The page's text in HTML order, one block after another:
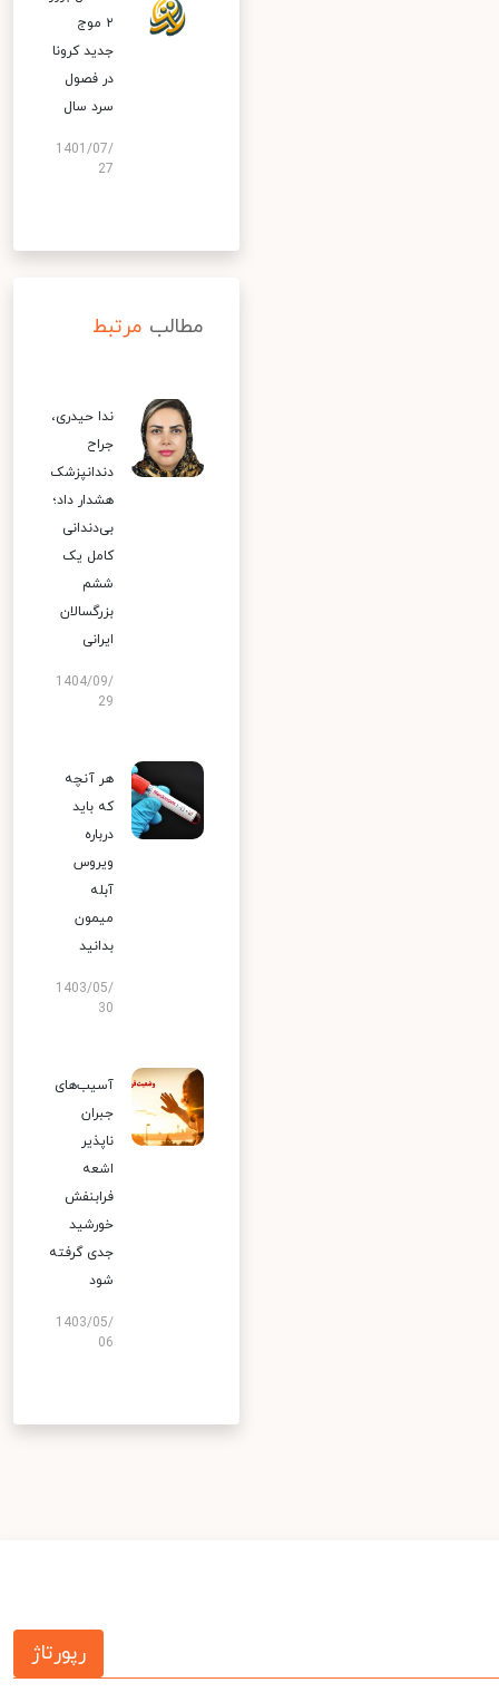
۲ موج
جدید کرونا
در فصول
سرد سال
1401/07/
27
مطالب مرتبط
ندا حیدری،
جراح
دندانپزشک
هشدار داد؛
بی‌دندانی
کامل یک
ششم
بزرگسالان
ایرانی
1404/09/
29
هر آنچه
که باید
درباره
ویروس
آبله
میمون
بدانید
1403/05/
30
آسیب‌های
جبران
ناپذیر
اشعه
فرابنفش
خورشید
جدی گرفته
شود
1403/05/
06
رپورتاژ